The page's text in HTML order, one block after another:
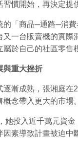
習慣開始，再決定提
的「商品─通路─消
又一台販賣機的實際
屬於自己的社區零售
與重大挫折
逐漸成熟，張湘庭在
概念帶入更大的市場
她投入近千萬元資
因素導致計畫被迫中